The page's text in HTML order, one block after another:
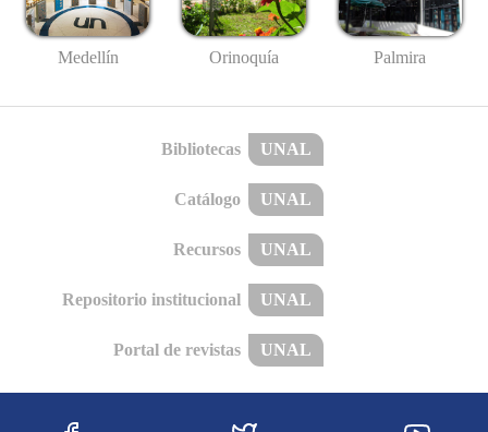
Medellín Orinoquía Palmira
Bibliotecas UNAL
Catálogo UNAL
Recursos UNAL
Repositorio institucional UNAL
Portal de revistas UNAL